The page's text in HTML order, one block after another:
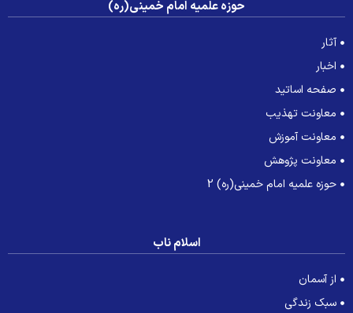
حوزه علمیه امام خمینی(ره)
آثار
اخبار
صفحه اساتید
معاونت تهذیب
معاونت آموزش
معاونت پژوهش
حوزه علمیه امام خمینی(ره) 2
اسلام ناب
از آسمان
سبک زندگی